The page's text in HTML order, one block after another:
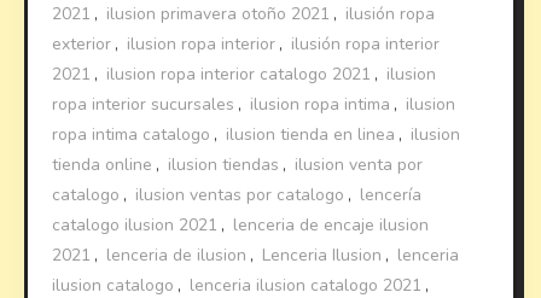
2021 , ilusion primavera otoño 2021 , ilusión ropa
exterior , ilusion ropa interior , ilusión ropa interior
2021 , ilusion ropa interior catalogo 2021 , ilusion
ropa interior sucursales , ilusion ropa intima , ilusion
ropa intima catalogo , ilusion tienda en linea , ilusion
tienda online , ilusion tiendas , ilusion venta por
catalogo , ilusion ventas por catalogo , lencería
catalogo ilusion 2021 , lenceria de encaje ilusion
2021 , lenceria de ilusion , Lenceria Ilusion , lenceria
ilusion catalogo , lenceria ilusion catalogo 2021 ,